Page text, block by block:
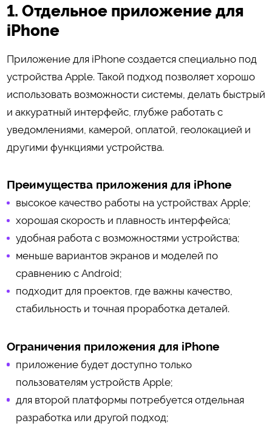
1. Отдельное приложение для
iPhone
Приложение для iPhone создается специально под
устройства Apple. Такой подход позволяет хорошо
использовать возможности системы, делать быстрый
и аккуратный интерфейс, глубже работать с
уведомлениями, камерой, оплатой, геолокацией и
другими функциями устройства.
Преимущества приложения для iPhone
высокое качество работы на устройствах Apple;
хорошая скорость и плавность интерфейса;
удобная работа с возможностями устройства;
меньше вариантов экранов и моделей по
сравнению с Android;
подходит для проектов, где важны качество,
стабильность и точная проработка деталей.
Ограничения приложения для iPhone
приложение будет доступно только
пользователям устройств Apple;
для второй платформы потребуется отдельная
разработка или другой подход;